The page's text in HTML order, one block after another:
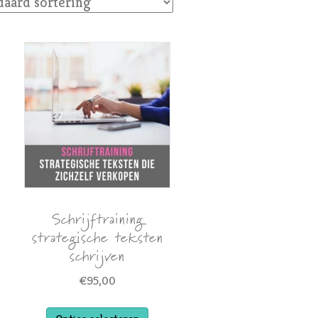
Schrijftraining
strategische teksten
schrijven
€95,00